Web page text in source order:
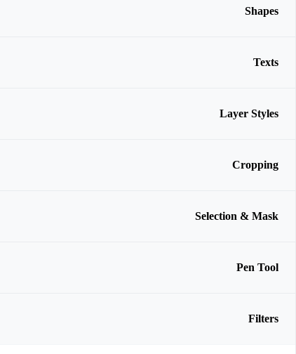
Shapes
Texts
Layer Styles
Cropping
Selection & Mask
Pen Tool
Filters